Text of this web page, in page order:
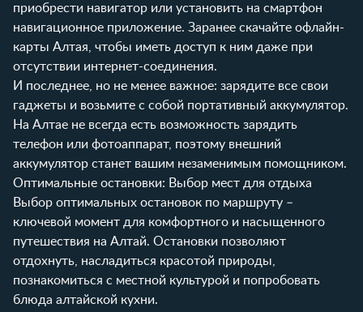
приобрести навигатор или установить на смартфон
навигационное приложение. Заранее скачайте офлайн-
карты Алтая, чтобы иметь доступ к ним даже при
отсутствии интернет-соединения.
И последнее, но не менее важное: зарядите все свои
гаджеты и возьмите с собой портативный аккумулятор.
На Алтае не всегда есть возможность зарядить
телефон или фотоаппарат, поэтому внешний
аккумулятор станет вашим незаменимым помощником.
Оптимальные остановки: Выбор мест для отдыха
Выбор оптимальных остановок по маршруту –
ключевой момент для комфортного и насыщенного
путешествия на Алтай. Остановки позволяют
отдохнуть, насладиться красотой природы,
познакомиться с местной культурой и попробовать
блюда алтайской кухни.